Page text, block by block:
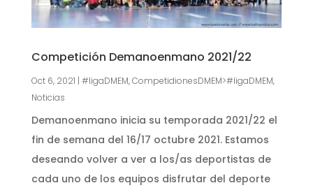
Competición Demanoenmano 2021/22
Oct 6, 2021 | #ligaDMEM,CompetidionesDMEM>#ligaDMEM,
Noticias
Demanoenmano inicia su temporada 2021/22 el
fin de semana del 16/17 octubre 2021. Estamos
deseando volver a ver a los/as deportistas de
cada uno de los equipos disfrutar del deporte